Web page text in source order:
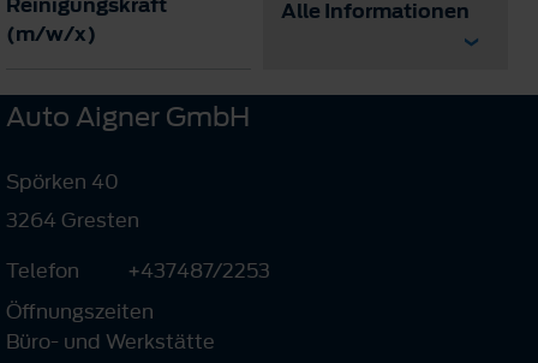
(m/w/x)
Alle Informationen
Auto Aigner GmbH
Spörken 40
3264 Gresten
Telefon
+437487/2253
Öffnungszeiten
Büro- und Werkstätte